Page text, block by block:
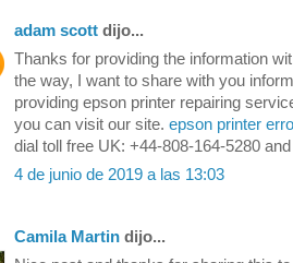
adam scott dijo...
Thanks for providing the information
the way, I want to share with you
providing epson printer repairing
you can visit our site. epson printer
dial toll free UK: +44-808-164-5280
4 de junio de 2019 a las 13:03
Camila Martin dijo...